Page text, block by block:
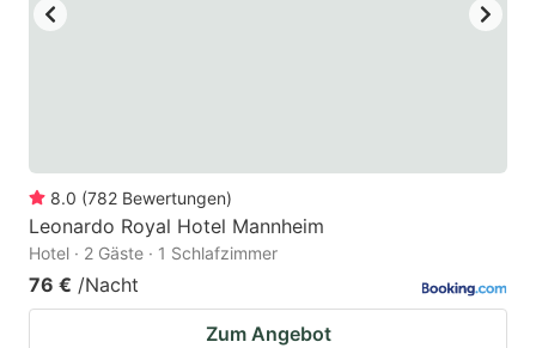
8.0 (782 Bewertungen)
Leonardo Royal Hotel Mannheim
Hotel · 2 Gäste · 1 Schlafzimmer
76 € /Nacht
Zum Angebot